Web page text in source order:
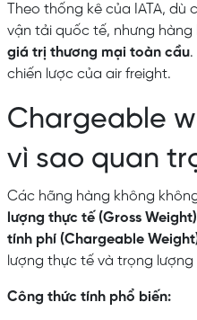
Theo thống kê của IATA, dù
vận tải quốc tế, nhưng hàng
giá trị thương mại toàn cầu.
chiến lược của air freight.
Chargeable
vì sao quan
Các hãng hàng không
lượng thực tế (Gross Weight)
tính phí (Chargeable
lượng thực tế và trọng
Công thức tính phổ biến: